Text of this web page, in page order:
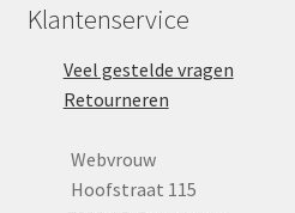
Klantenservice
Veel gestelde vragen
Retourneren
Webvrouw
Hoofstraat 115